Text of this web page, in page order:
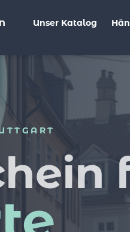
Unser Katalog